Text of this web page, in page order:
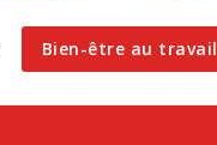
Bien-être au travail